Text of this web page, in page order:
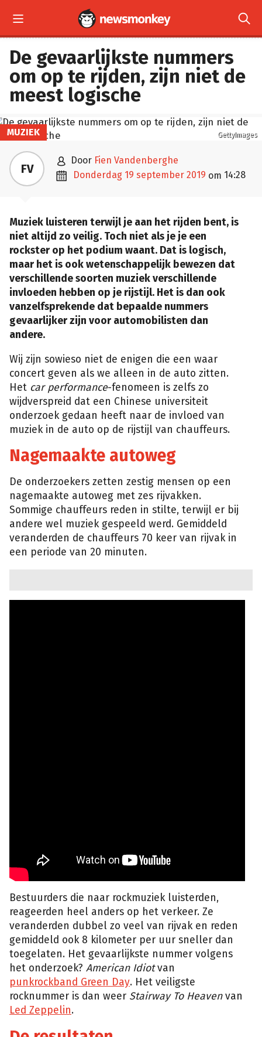
 
De gevaarlijkste nummers
om op te rijden, zijn niet de
meest logische
GettyImages
MUZIEK
FV  door Fien Vandenberghe
 donderdag 19 september 2019 om 14:28
Muziek luisteren terwijl je aan het rijden bent, is
niet altijd zo veilig. Toch niet als je je een
rockster op het podium waant. Dat is logisch,
maar het is ook wetenschappelijk bewezen dat
verschillende soorten muziek verschillende
invloeden hebben op je rijstijl. Het is dan ook
vanzelfsprekende dat bepaalde nummers
gevaarlijker zijn voor automobilisten dan
andere.
Wij zijn sowieso niet de enigen die een waar
concert geven als we alleen in de auto zitten.
Het car performance-fenomeen is zelfs zo
wijdverspreid dat een Chinese universiteit
onderzoek gedaan heeft naar de invloed van
muziek in de auto op de rijstijl van chauffeurs.
Nagemaakte autoweg
De onderzoekers zetten zestig mensen op een
nagemaakte autoweg met zes rijvakken.
Sommige chauffeurs reden in stilte, terwijl er bij
andere wel muziek gespeeld werd. Gemiddeld
veranderden de chauffeurs 70 keer van rijvak in
een periode van 20 minuten.
Bestuurders die naar rockmuziek luisterden,
reageerden heel anders op het verkeer. Ze
veranderden dubbel zo veel van rijvak en reden
gemiddeld ook 8 kilometer per uur sneller dan
toegelaten. Het gevaarlijkste nummer volgens
het onderzoek? American Idiotvan
punkrockband Green Day. Het veiligste
rocknummer is dan weer Stairway To Heavenvan
Led Zeppelin.